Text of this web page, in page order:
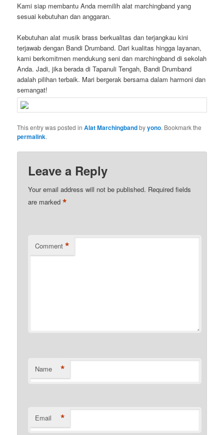
Kami siap membantu Anda memilih alat marchingband yang
sesuai kebutuhan dan anggaran.
Kebutuhan alat musik brass berkualitas dan terjangkau kini
terjawab dengan Bandi Drumband. Dari kualitas hingga layanan,
kami berkomitmen mendukung seni dan marchingband di sekolah
Anda. Jadi, jika berada di Tapanuli Tengah, Bandi Drumband
adalah pilihan terbaik. Mari bergerak bersama dalam harmoni dan
semangat!
This entry was posted inAlat Marchingbandbyyono. Bookmark the
permalink.
Leave a Reply
Your email address will not be published. Required fields
are marked*
Comment *
Name *
Email *